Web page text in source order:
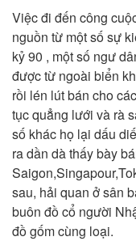
Việc đi đến công
nguồn từ một số sự
kỷ 90 , một số ngư
được từ ngoài biển
rồi lén lút bán cho
tục quẳng lưới và rà
số khác họ lại dấu
ra dần dà thấy bày
sau, hải quan ở sân
buôn đồ cổ người
đồ gốm cùng loại.